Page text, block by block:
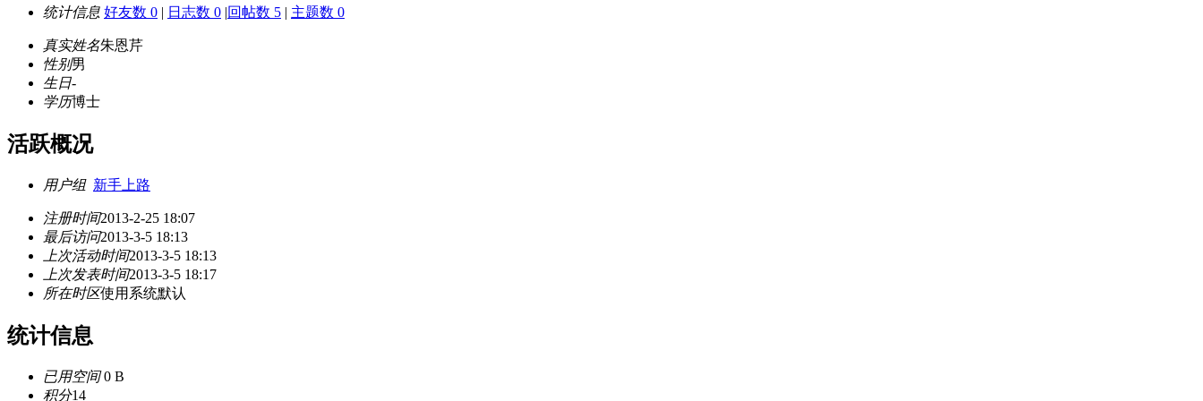
统计信息 好友数 0 | 日志数 0 |回帖数 5 | 主题数 0
真实姓名朱恩芹
性别男
生日-
学历博士
活跃概况
用户组 新手上路
注册时间2013-2-25 18:07
最后访问2013-3-5 18:13
上次活动时间2013-3-5 18:13
上次发表时间2013-3-5 18:17
所在时区使用系统默认
统计信息
已用空间0 B
积分14